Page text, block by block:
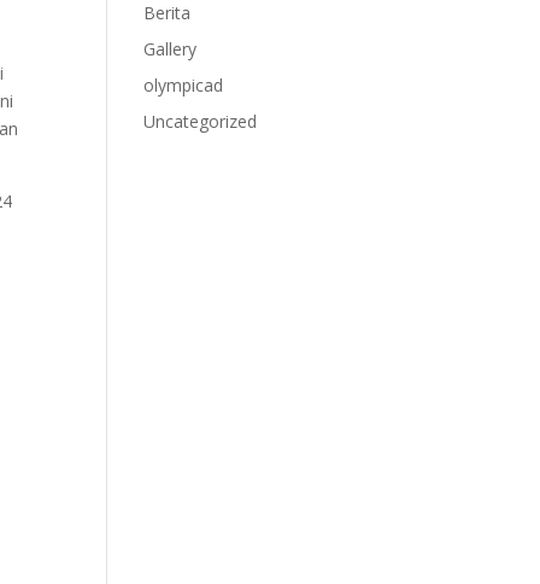
Berita
Gallery
olympicad
Uncategorized